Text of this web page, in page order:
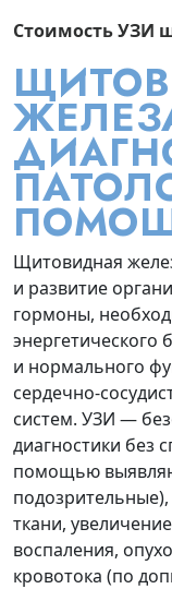
Стоимость УЗИ
Щитовидная
и развитие
гормоны,
энергетического
и нормального
систем. УЗИ —
диагностики без
помощью
ткани,
воспаления,
кровотока (по